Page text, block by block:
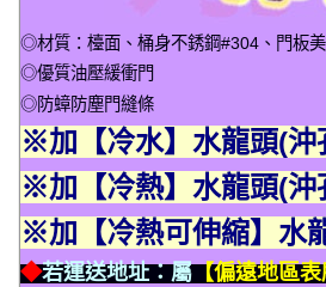
◎材質：檯面、桶身不銹鋼#304、門板
◎優質油壓緩衝門
◎防蟑防塵門縫條
※加【冷水】水龍頭(沖
※加【冷熱】水龍頭(沖
※加【冷熱可伸縮】水
◆若運送地址：屬 【偏遠地區